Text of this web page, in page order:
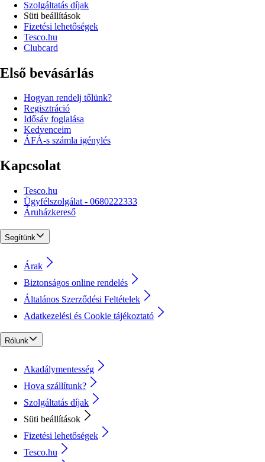
Szolgáltatás díjak
Süti beállítások
Fizetési lehetőségek
Tesco.hu
Clubcard
Első bevásárlás
Hogyan rendelj tőlünk?
Regisztráció
Idősáv foglalása
Kedvenceim
ÁFÁ-s számla igénylés
Kapcsolat
Tesco.hu
Ügyfélszolgálat - 0680222333
Áruházkereső
Segítünk
Árak
Biztonságos online rendelés
Általános Szerződési Feltételek
Adatkezelési és Cookie tájékoztató
Rólunk
Akadálymentesség
Hova szállítunk?
Szolgáltatás díjak
Süti beállítások
Fizetési lehetőségek
Tesco.hu